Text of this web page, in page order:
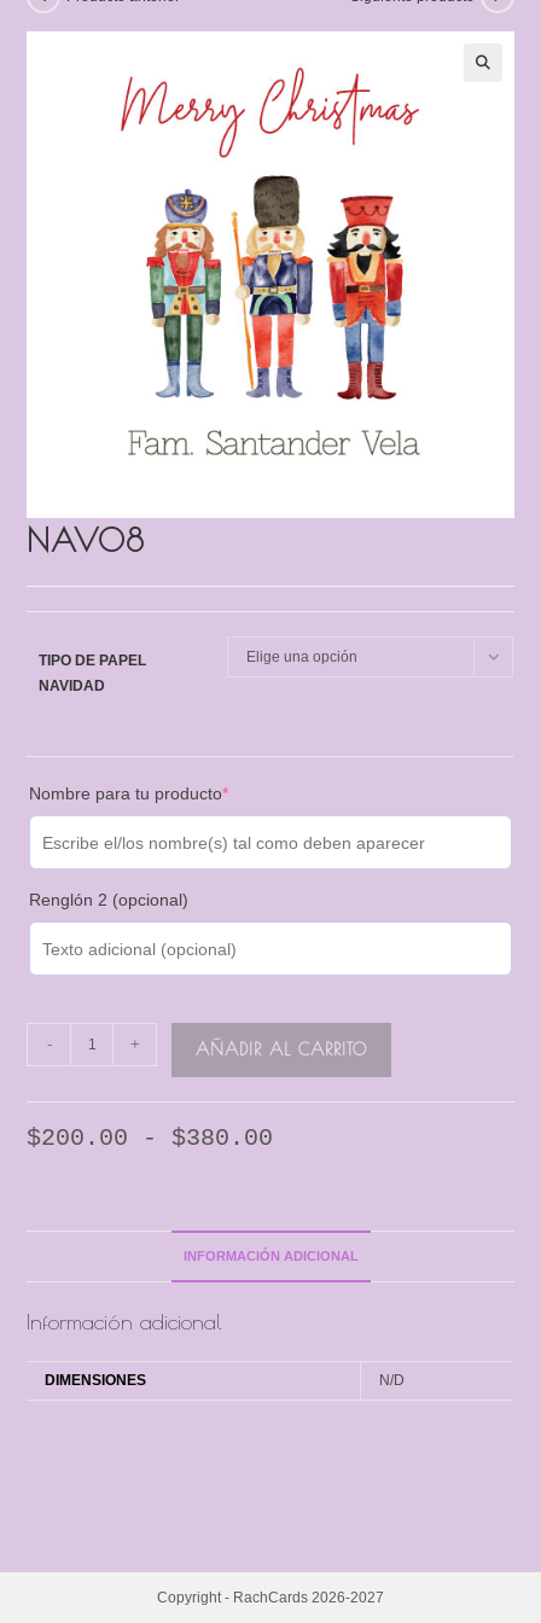
NAV08
TIPO DE PAPEL
NAVIDAD
Elige una opción
Nombre para tu producto*
Renglón 2 (opcional)
- + AÑADIR AL CARRITO
$200.00 - $380.00
INFORMACIÓN ADICIONAL
Información adicional
DIMENSIONES N/D
Copyright - RachCards 2026-2027